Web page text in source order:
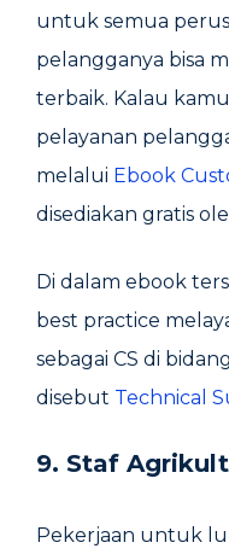
untuk semua
pelangganya bisa
terbaik. Kalau
pelayanan
melalui Ebook
disediakan gratis
Di dalam ebook
best practice
sebagai CS di
disebut Technical
9. Staf
Pekerjaan untuk